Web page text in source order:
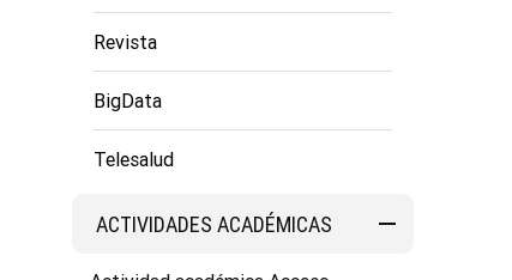
Revista
BigData
Telesalud
ACTIVIDADES ACADÉMICAS